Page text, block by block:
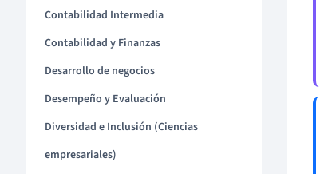
Contabilidad Intermedia
Contabilidad y Finanzas
Desarrollo de negocios
Desempeño y Evaluación
Diversidad e Inclusión (Ciencias
empresariales)